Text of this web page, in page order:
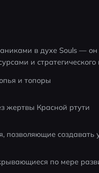
в духе Souls —
и
и топоры
жертвы Красной ртути
позволяющие создавать
по мере